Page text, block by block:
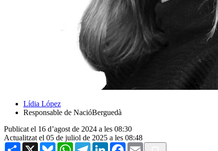
Lídia López
Responsable de NacióBerguedà
Publicat el 16 d’agost de 2024 a les 08:30
Actualitzat el 05 de juliol de 2025 a les 08:48
Share X BlueskyWhatsAppTelegramLinkedInFacebook
Email